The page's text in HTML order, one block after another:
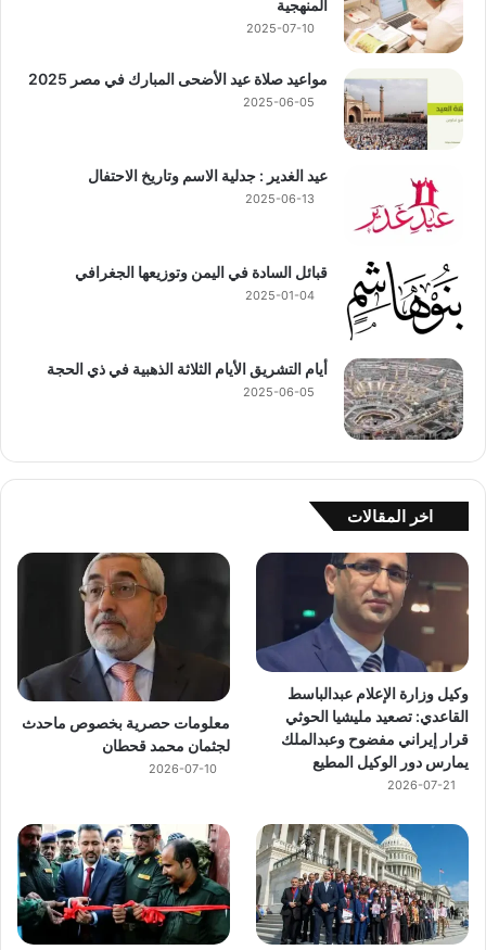
المنهجية
2025-07-10
مواعيد صلاة عيد الأضحى المبارك في مصر 2025
2025-06-05
عيد الغدير : جدلية الاسم وتاريخ الاحتفال
2025-06-13
قبائل السادة في اليمن وتوزيعها الجغرافي
2025-01-04
أيام التشريق الأيام الثلاثة الذهبية في ذي الحجة
2025-06-05
اخر المقالات
وكيل وزارة الإعلام عبدالباسط
القاعدي: تصعيد مليشيا الحوثي
قرار إيراني مفضوح وعبدالملك
يمارس دور الوكيل المطيع
2026-07-21
معلومات حصرية بخصوص ماحدث
لجثمان محمد قحطان
2026-07-10